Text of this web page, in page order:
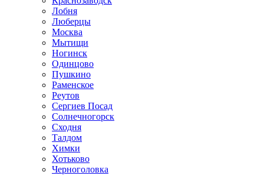
Лобня
Люберцы
Москва
Мытищи
Ногинск
Одинцово
Пушкино
Раменское
Реутов
Сергиев Посад
Солнечногорск
Сходня
Талдом
Химки
Хотьково
Черноголовка